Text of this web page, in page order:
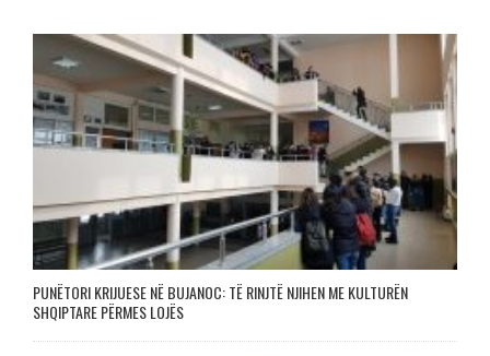
PUNËTORI KRIJUESE NË BUJANOC: TË RINJTË NJIHEN ME KULTURËN
SHQIPTARE PËRMES LOJËS